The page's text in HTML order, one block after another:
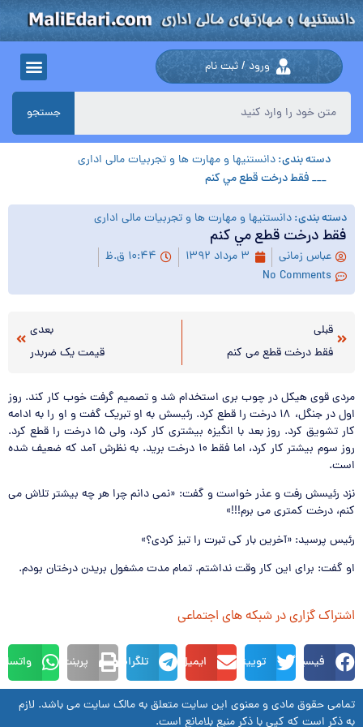
ورود / ثبت نام
جستجو
دسته بندی:دانستنیها و مهارت ها و تجربیات مالی اداری
___ فقط درخت قطع مي كنم
دسته بندی:دانستنیها و مهارت ها و تجربیات مالی اداری
فقط درخت قطع مي كنم
عباس زمانی ۳ مرداد ۱۳۹۲
۱۰:۴۴ ق.ظ
No Comments
قبلی
فقط درخت قطع مي كنم
بعدی
قيمت يك ضربدر
مردي قوي هيكل در چوب بري استخدام شد و تصميم گرفت خوب كار كند. روز
اول در جنگل، ۱۸ درخت را قطع كرد. رئيسش به او تبريك گفت و او را به ادامه
كار تشويق كرد. روز بعد با انگيزه بيشتري كار كرد، ولي ۱۵ درخت را قطع كرد.
روز سوم بيشتر كار كرد، اما فقط ۱۰ درخت بريد. به نظرش آمد كه ضعيف شده
است.
نزد رئيسش رفت و عذر خواست و گفت: «نمي دانم چرا هر چه بيشتر تلاش مي
كنم، درخت كمتري مي برم!!!»
رئيس پرسيد: «آخرين بار كي تبرت را تيز كردي؟»
او گفت: براي اين كار وقت نداشتم. تمام مدت مشغول بريدن درختان بودم.
اشتراک گزاری در شبکه های اجتماعی
فیسبوک توییتر ایمیل تلگرام پرینت
تمامی حقوق مادی و معنوی این سایت متعلق به مالک سایت می باشد. لازم
به ذکر است که کپی با ذکر منبع بلامانع است.